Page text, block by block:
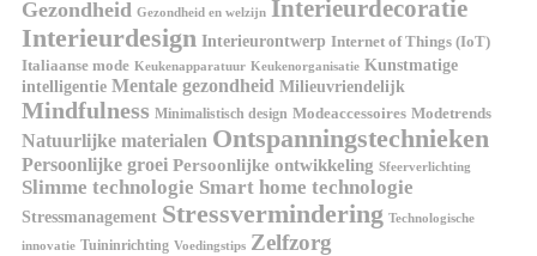
Gezondheid Gezondheid en welzijn Interieurdecoratie
Interieurdesign Interieurontwerp Internet of Things (IoT)
Italiaanse mode Keukenapparatuur Keukenorganisatie Kunstmatige
intelligentie Mentale gezondheid Milieuvriendelijk
Mindfulness Minimalistisch design Modeaccessoires Modetrends
Natuurlijke materialen Ontspanningstechnieken
Persoonlijke groei Persoonlijke ontwikkeling Sfeerverlichting
Slimme technologie Smart home technologie
Stressmanagement Stressvermindering Technologische
innovatie Tuininrichting Voedingstips Zelfzorg